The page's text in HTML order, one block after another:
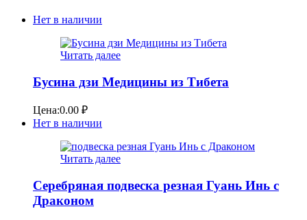
Нет в наличии
Читать далее
Бусина дзи Медицины из Тибета
Цена:0.00 ₽
Нет в наличии
Читать далее
Серебряная подвеска резная Гуань Инь с
Драконом